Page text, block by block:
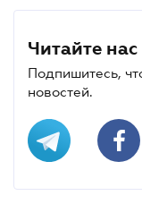
Читайте нас
Подпишитесь,
новостей.